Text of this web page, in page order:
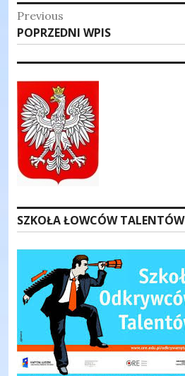
Nawigacja
wpisu
Previous
Previous
post:
POPRZEDNI WPIS
SZKOŁA ŁOWCÓW TALENTÓW